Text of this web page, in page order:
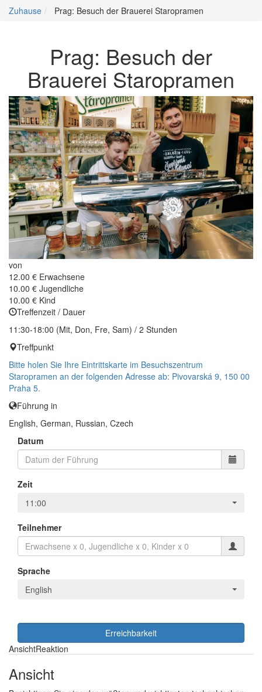
Zuhause Prag: Besuch der Brauerei Staropramen
Prag: Besuch der
Brauerei Staropramen
von
12.00 € Erwachsene
10.00 € Jugendliche
10.00 € Kind
Treffenzeit / Dauer
11:30-18:00 (Mit, Don, Fre, Sam) / 2 Stunden
Treffpunkt
Bitte holen Sie Ihre Eintrittskarte im Besuchszentrum
Staropramen an der folgenden Adresse ab: Pivovarská 9, 150 00
Praha 5.
Führung in
English, German, Russian, Czech
Datum
Zeit
11:00
Teilnehmer
Sprache
English
Erreichbarkeit
AnsichtReaktion
Ansicht